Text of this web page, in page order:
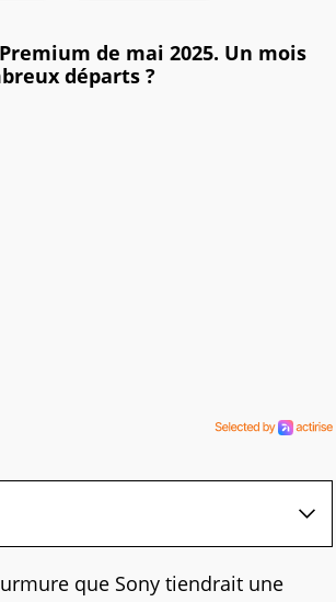
de mai 2025. Un mois
départs ?
que Sony tiendrait une